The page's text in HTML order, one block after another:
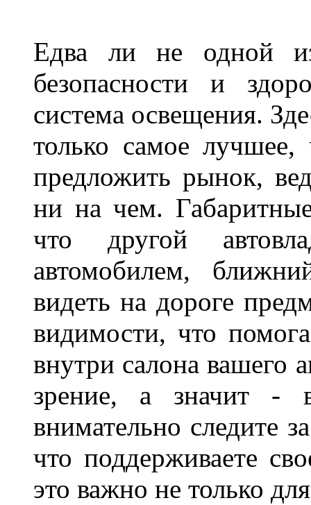
Едва ли не одной
безопасности и
система освещения.
только самое
предложить рынок,
ни на чем.
что другой
автомобилем,
видеть на дороге
видимости, что
внутри салона вашего
зрение, а значит -
внимательно следите
что поддерживаете
это важно не только